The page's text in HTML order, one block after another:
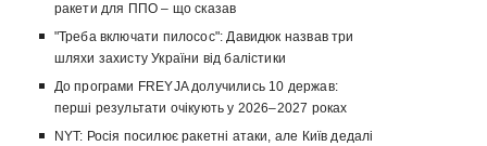
ракети для ППО – що сказав
"Треба включати пилосос": Давидюк назвав три
шляхи захисту України від балістики
До програми FREYJA долучились 10 держав:
перші результати очікують у 2026–2027 роках
NYT: Росія посилює ракетні атаки, але Київ дедалі